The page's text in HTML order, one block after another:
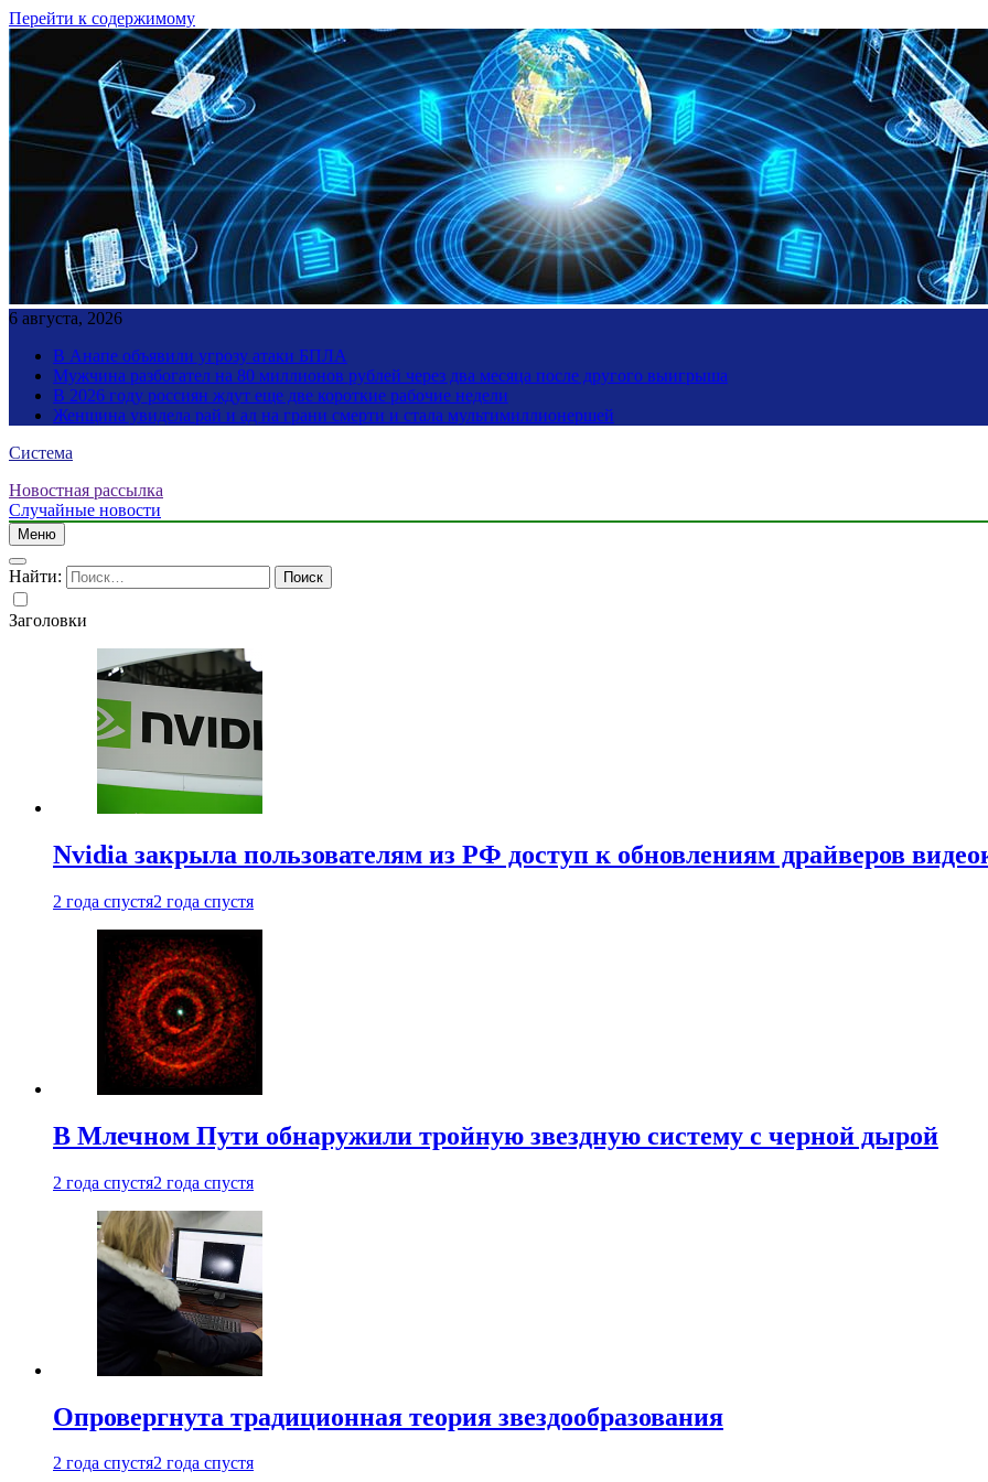
Перейти к содержимому
6 августа, 2026
В Анапе объявили угрозу атаки БПЛА
Мужчина разбогател на 80 миллионов рублей через два месяца после другого выигрыша
В 2026 году россиян ждут еще две короткие рабочие недели
Женщина увидела рай и ад на грани смерти и стала мультимиллионершей
Система
Новостная рассылка
Случайные новости
Меню
Найти:
Заголовки
Nvidia закрыла пользователям из РФ доступ к обновлениям драйверов
2 года спустя2 года спустя
В Млечном Пути обнаружили тройную звездную систему с черной дырой
2 года спустя2 года спустя
Опровергнута традиционная теория звездообразования
2 года спустя2 года спустя